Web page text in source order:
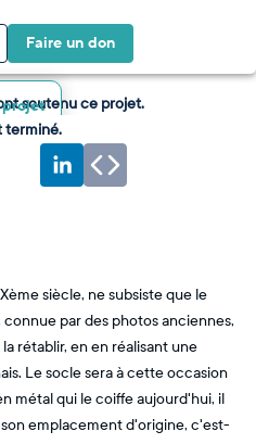
Faire un don
projetsoutenu ce projet.
terminé.
siècle, ne subsiste que le
par des photos anciennes,
rétablir, en en réalisant une
Le socle sera à cette occasion
métal qui le coiffe aujourd'hui, il
emplacement d'origine, c'est-